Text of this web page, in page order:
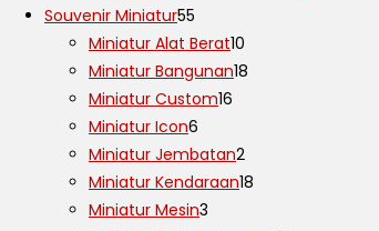
Souvenir Miniatur55
Miniatur Alat Berat10
Miniatur Bangunan18
Miniatur Custom16
Miniatur Icon6
Miniatur Jembatan2
Miniatur Kendaraan18
Miniatur Mesin3